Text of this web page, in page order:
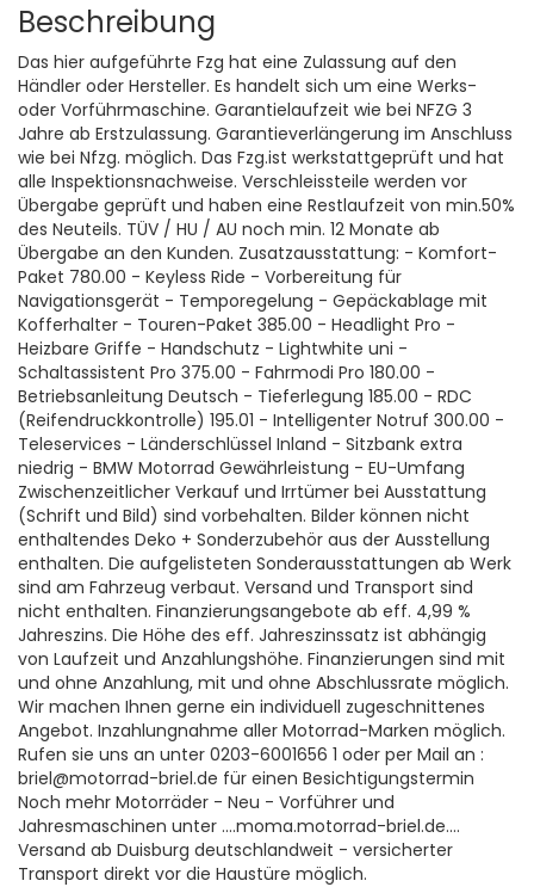
Beschreibung
Das hier aufgeführte Fzg hat eine Zulassung auf den
Händler oder Hersteller. Es handelt sich um eine Werks-
oder Vorführmaschine. Garantielaufzeit wie bei NFZG 3
Jahre ab Erstzulassung. Garantieverlängerung im Anschluss
wie bei Nfzg. möglich. Das Fzg.ist werkstattgeprüft und hat
alle Inspektionsnachweise. Verschleissteile werden vor
Übergabe geprüft und haben eine Restlaufzeit von min.50%
des Neuteils. TÜV / HU / AU noch min. 12 Monate ab
Übergabe an den Kunden. Zusatzausstattung: - Komfort-
Paket 780.00 - Keyless Ride - Vorbereitung für
Navigationsgerät - Temporegelung - Gepäckablage mit
Kofferhalter - Touren-Paket 385.00 - Headlight Pro -
Heizbare Griffe - Handschutz - Lightwhite uni -
Schaltassistent Pro 375.00 - Fahrmodi Pro 180.00 -
Betriebsanleitung Deutsch - Tieferlegung 185.00 - RDC
(Reifendruckkontrolle) 195.01 - Intelligenter Notruf 300.00 -
Teleservices - Länderschlüssel Inland - Sitzbank extra
niedrig - BMW Motorrad Gewährleistung - EU-Umfang
Zwischenzeitlicher Verkauf und Irrtümer bei Ausstattung
(Schrift und Bild) sind vorbehalten. Bilder können nicht
enthaltendes Deko + Sonderzubehör aus der Ausstellung
enthalten. Die aufgelisteten Sonderausstattungen ab Werk
sind am Fahrzeug verbaut. Versand und Transport sind
nicht enthalten. Finanzierungsangebote ab eff. 4,99 %
Jahreszins. Die Höhe des eff. Jahreszinssatz ist abhängig
von Laufzeit und Anzahlungshöhe. Finanzierungen sind mit
und ohne Anzahlung, mit und ohne Abschlussrate möglich.
Wir machen Ihnen gerne ein individuell zugeschnittenes
Angebot. Inzahlungnahme aller Motorrad-Marken möglich.
Rufen sie uns an unter 0203-6001656 1 oder per Mail an :
briel@motorrad-briel.de für einen Besichtigungstermin
Noch mehr Motorräder - Neu - Vorführer und
Jahresmaschinen unter ....moma.motorrad-briel.de....
Versand ab Duisburg deutschlandweit - versicherter
Transport direkt vor die Haustüre möglich.